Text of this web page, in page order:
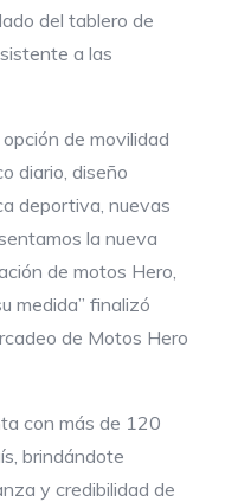
del tablero de
a las
de movilidad
diario, diseño
deportiva, nuevas
la nueva
de motos Hero,
medida” finalizó
de Motos Hero
con más de 120
brindándote
y credibilidad de